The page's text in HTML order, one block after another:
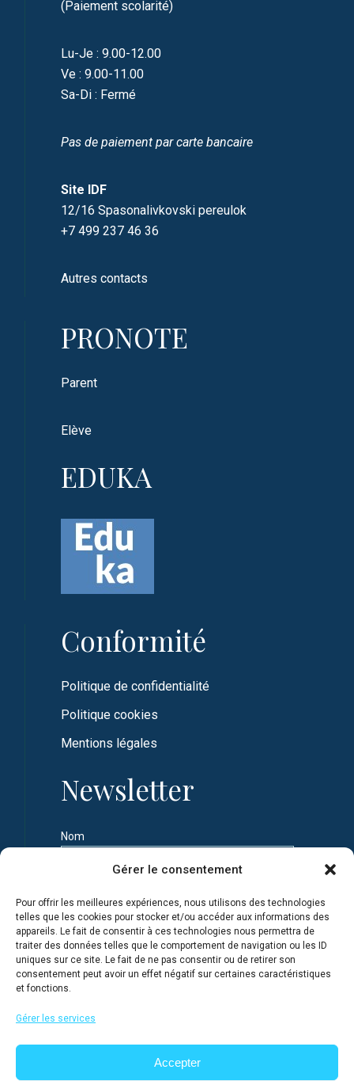
Gérer le consentement
Pour offrir les meilleures expériences, nous utilisons des technologies
telles que les cookies pour stocker et/ou accéder aux informations des
appareils. Le fait de consentir à ces technologies nous permettra de
traiter des données telles que le comportement de navigation ou les ID
uniques sur ce site. Le fait de ne pas consentir ou de retirer son
consentement peut avoir un effet négatif sur certaines caractéristiques
et fonctions.
Gérer les services
Accepter
(Paiement scolarité)
Lu-Je : 9.00-12.00
Ve : 9.00-11.00
Sa-Di : Fermé
Pas de paiement par carte bancaire
Site IDF
12/16 Spasonalivkovski pereulok
+7 499 237 46 36
Autres contacts
PRONOTE
Parent
Elève
EDUKA
Conformité
Politique de confidentialité
Politique cookies
Mentions légales
Newsletter
Nom
Adresse e-mail
confidentialité du site